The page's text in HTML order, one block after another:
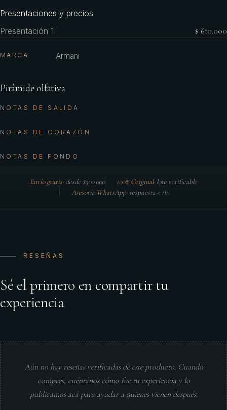
Presentaciones y precios
Presentación 1
$ 610.000
MARCA Armani
Pirámide olfativa
NOTAS DE SALIDA
NOTAS DE CORAZÓN
NOTAS DE FONDO
Envío gratis· desde $300.000 100% Original· lote verificable
Asesoría WhatsApp· respuesta < 1h
RESEÑAS
Sé el primero en compartir tu
experiencia
Aún no hay reseñas verificadas de este producto. Cuando
compres, cuéntanos cómo fue tu experiencia y lo
publicamos acá para ayudar a quienes vienen después.